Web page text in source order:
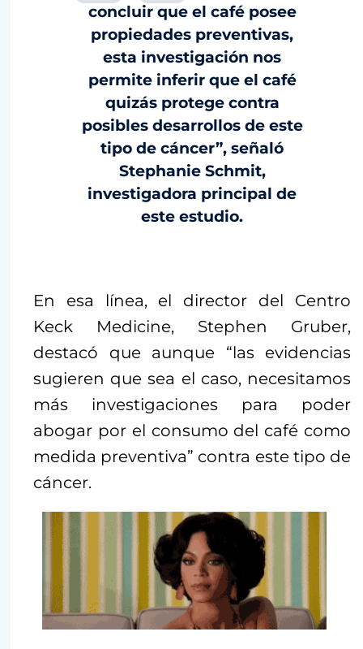
concluir que el café posee
propiedades preventivas,
esta investigación nos
permite inferir que el café
quizás protege contra
posibles desarrollos de este
tipo de cáncer”, señaló
Stephanie Schmit,
investigadora principal de
este estudio.
En esa línea, el director del Centro
Keck Medicine, Stephen Gruber,
destacó que aunque “las evidencias
sugieren que sea el caso, necesitamos
más investigaciones para poder
abogar por el consumo del café como
medida preventiva” contra este tipo de
cáncer.